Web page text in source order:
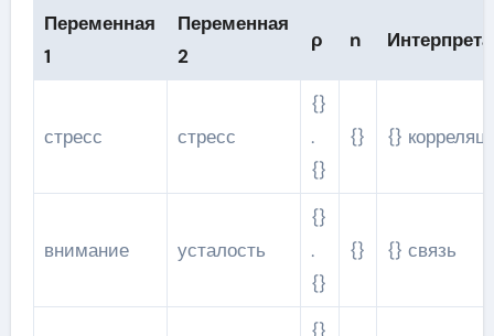
Переменная
1
Переменная
2
ρ n
стресс стресс
{}
.
{}
{} {}
внимание усталость
{}
.
{}
{} {} связь
{}